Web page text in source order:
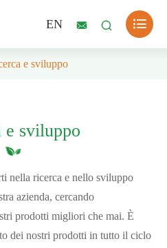
EN   
e sviluppo
e sviluppo
nella ricerca e nello sviluppo
azienda, cercando
prodotti migliori che mai. È
dei nostri prodotti in tutto il ciclo